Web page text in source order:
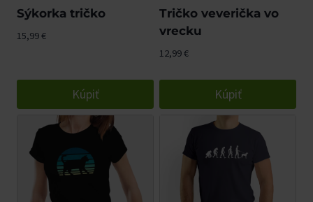
Sýkorka tričko
15,99€
Kúpiť
Tričko veverička vo
vrecku
12,99€
Kúpiť